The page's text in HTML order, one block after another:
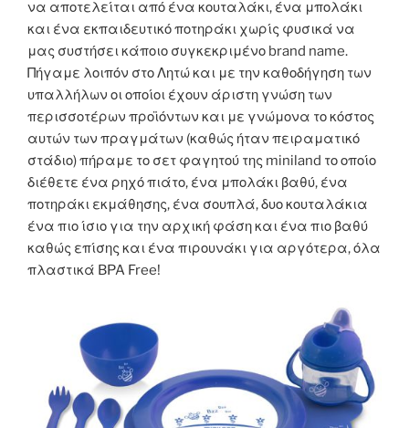
να αποτελείται από ένα κουταλάκι, ένα μπολάκι
και ένα εκπαιδευτικό ποτηράκι χωρίς φυσικά να
μας συστήσει κάποιο συγκεκριμένο brand name.
Πήγαμε λοιπόν στο Λητώ και με την καθοδήγηση των
υπαλλήλων οι οποίοι έχουν άριστη γνώση των
περισσοτέρων προϊόντων και με γνώμονα το κόστος
αυτών των πραγμάτων (καθώς ήταν πειραματικό
στάδιο) πήραμε το σετ φαγητού της miniland το οποίο
διέθετε ένα ρηχό πιάτο, ένα μπολάκι βαθύ, ένα
ποτηράκι εκμάθησης, ένα σουπλά, δυο κουταλάκια
ένα πιο ίσιο για την αρχική φάση και ένα πιο βαθύ
καθώς επίσης και ένα πιρουνάκι για αργότερα, όλα
πλαστικά BPA Free!